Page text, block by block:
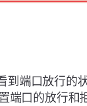
到端口放行的
端口的放行和